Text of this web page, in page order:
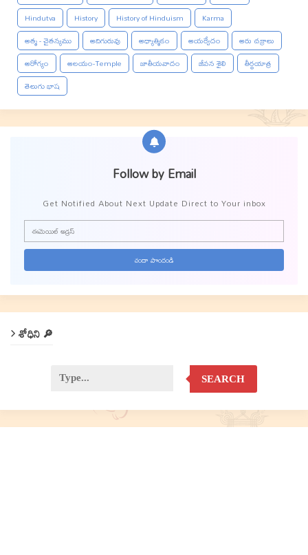
Hindutva
History History of Hinduism
Karma
ఆత్మ - చైతన్యము
ఆదిగురువు ఆధ్యాత్మికం ఆయర్వేదం
ఆరు చక్రాలు
ఆరోగ్యం
ఆలయం-Temple జాతీయవాదం జీవన శైలి
తీర్థయాత్ర
తెలుగు భాష
Follow by Email
Get Notified About Next Update Direct to Your inbox
శోధిని 🔎
SEARCH